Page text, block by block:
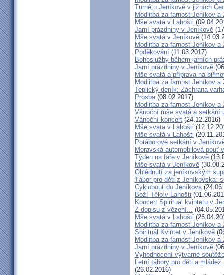
Turné o Jeníkově v jižních
Modlitba za farnost Jeníkov a
Mše svatá v Lahošti
Jarní prázdniny v Jeníkově
Mše svatá v Jeníkově
Modlitba za farnost Jeníkov a
Poděkování (11.03.2017)
Bohoslužby během jarních
Jarní prázdniny v Jeníkově
Mše svatá a příprava na
Modlitba za farnost Jeníkov
Teplický deník: Záchrana
Prosba(08.02.2017)
Modlitba za farnost Jeníkov a
Vánoční mše svatá a setkání
Vánoční koncert (24.12.2016)
Mše svatá v Lahošti
Mše svatá v Lahošti
Potáborové setkání v
Moravská automobilová pouť
Týden na faře v Jeníkově
Mše svatá v Jeníkově
Ohlédnutí za jeníkovským
Tábor pro děti z Jeníkovska:
Cyklopouť do Jeníkova
Boží Tělo v Lahošti
Koncert Spirituál kvintetu v
Z dopisu z vězení...
Mše svatá v Lahošti
Modlitba za farnost Jeníkov a
Spirituál Kvintet v Jeníkově
Modlitba za farnost Jeníkov a
Jarní prázdniny v Jeníkově
Vyhodnocení výtvarné
Letní tábory pro děti a
(26.02.2016)